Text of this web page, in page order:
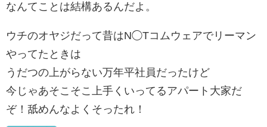
なんてことは結構あるんだよ。
ウチのオヤジだって昔はN◯Tコムウェアでリーマン
やってたときは
うだつの上がらない万年平社員だったけど
今じゃあそこそこ上手くいってるアパート大家だ
ぞ！舐めんなよくそったれ！